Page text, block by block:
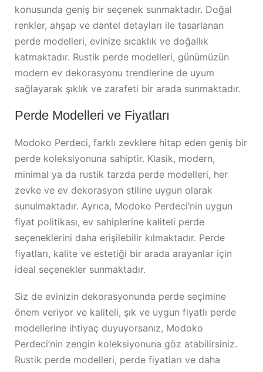
konusunda geniş bir seçenek sunmaktadır. Doğal
renkler, ahşap ve dantel detayları ile tasarlanan
perde modelleri, evinize sıcaklık ve doğallık
katmaktadır. Rustik perde modelleri, günümüzün
modern ev dekorasyonu trendlerine de uyum
sağlayarak şıklık ve zarafeti bir arada sunmaktadır.
Perde Modelleri ve Fiyatları
Modoko Perdeci, farklı zevklere hitap eden geniş bir
perde koleksiyonuna sahiptir. Klasik, modern,
minimal ya da rustik tarzda perde modelleri, her
zevke ve ev dekorasyon stiline uygun olarak
sunulmaktadır. Ayrıca, Modoko Perdeci’nin uygun
fiyat politikası, ev sahiplerine kaliteli perde
seçeneklerini daha erişilebilir kılmaktadır. Perde
fiyatları, kalite ve estetiği bir arada arayanlar için
ideal seçenekler sunmaktadır.
Siz de evinizin dekorasyonunda perde seçimine
önem veriyor ve kaliteli, şık ve uygun fiyatlı perde
modellerine ihtiyaç duyuyorsanız, Modoko
Perdeci’nin zengin koleksiyonuna göz atabilirsiniz.
Rustik perde modelleri, perde fiyatları ve daha